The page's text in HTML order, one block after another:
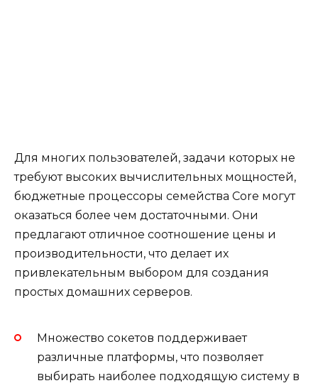
Для многих пользователей, задачи которых не
требуют высоких вычислительных мощностей,
бюджетные процессоры семейства Core могут
оказаться более чем достаточными. Они
предлагают отличное соотношение цены и
производительности, что делает их
привлекательным выбором для создания
простых домашних серверов.
Множество сокетов поддерживает
различные платформы, что позволяет
выбирать наиболее подходящую систему в